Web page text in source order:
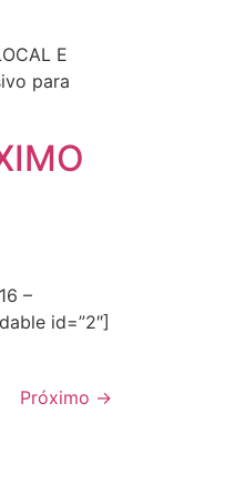
E
para
–
id=”2″]
Próximo →